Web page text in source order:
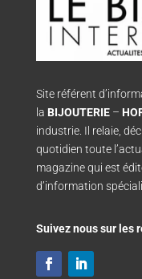
Site référent
la BIJOUTERIE–
industrie. Il relaie,
quotidien toute
magazine qui est
d’information
Suivez nous sur les